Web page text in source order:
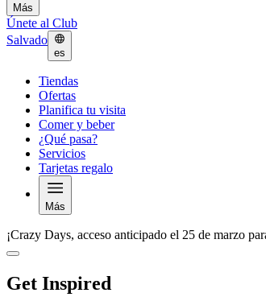
Más
Únete al Club
Salvado
es
Tiendas
Ofertas
Planifica tu visita
Comer y beber
¿Qué pasa?
Servicios
Tarjetas regalo
Más
¡Crazy Days, acceso anticipado el 25 de marzo
Get Inspired